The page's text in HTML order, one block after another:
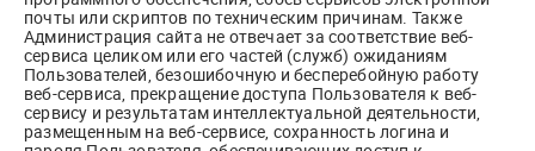
почты или скриптов по техническим причинам. Также
Администрация сайта не отвечает за соответствие веб-
сервиса целиком или его частей (служб) ожиданиям
Пользователей, безошибочную и бесперебойную работу
веб-сервиса, прекращение доступа Пользователя к веб-
сервису и результатам интеллектуальной деятельности,
размещенным на веб-сервисе, сохранность логина и